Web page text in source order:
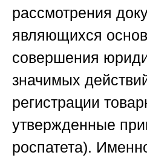
рассмотрения
являющихся
совершения
значимых
регистрации
утвержденные
роспатета).